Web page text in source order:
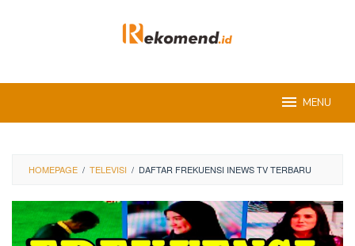
MENU
HOMEPAGE / TELEVISI / DAFTAR FREKUENSI INEWS TV TERBARU